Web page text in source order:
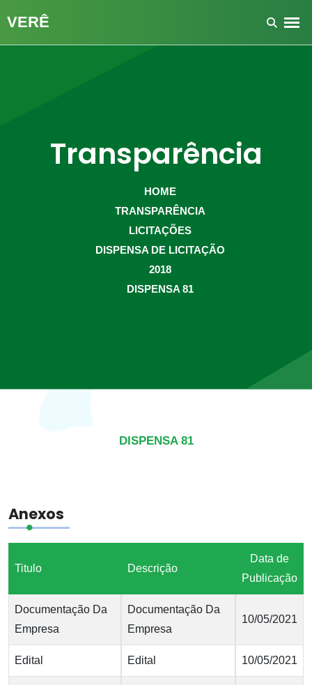
Transparência
HOME
TRANSPARÊNCIA
LICITAÇÕES
DISPENSA DE LICITAÇÃO
2018
DISPENSA 81
DISPENSA 81
Anexos
Titulo Descrição
Data de
Publicação
Documentação Da
Empresa
Documentação Da
Empresa
10/05/2021
Edital Edital 10/05/2021